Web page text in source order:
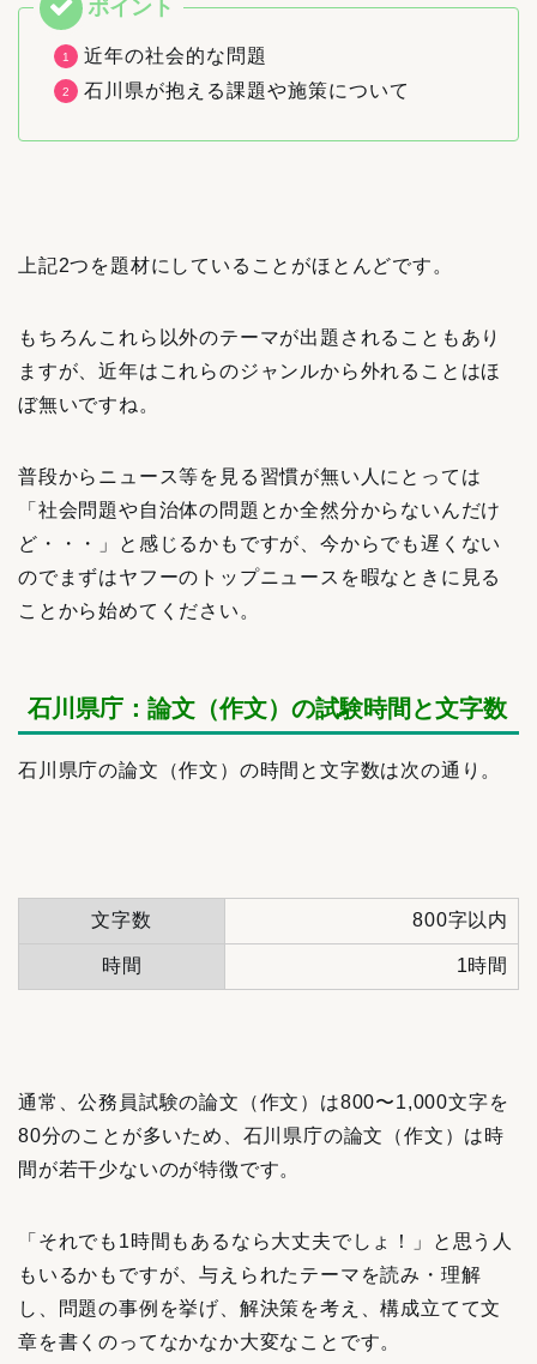
近年の社会的な問題
石川県が抱える課題や施策について
上記2つを題材にしていることがほとんどです。
もちろんこれら以外のテーマが出題されることもあり
ますが、近年はこれらのジャンルから外れることはほ
ぼ無いですね。
普段からニュース等を見る習慣が無い人にとっては
「社会問題や自治体の問題とか全然分からないんだけ
ど・・・」と感じるかもですが、今からでも遅くない
のでまずはヤフーのトップニュースを暇なときに見る
ことから始めてください。
石川県庁：論文（作文）の試験時間と文字数
石川県庁の論文（作文）の時間と文字数は次の通り。
文字数 800字以内
時間 1時間
通常、公務員試験の論文（作文）は800〜1,000文字を
80分のことが多いため、石川県庁の論文（作文）は時
間が若干少ないのが特徴です。
「それでも1時間もあるなら大丈夫でしょ！」と思う人
もいるかもですが、与えられたテーマを読み・理解
し、問題の事例を挙げ、解決策を考え、構成立てて文
章を書くのってなかなか大変なことです。